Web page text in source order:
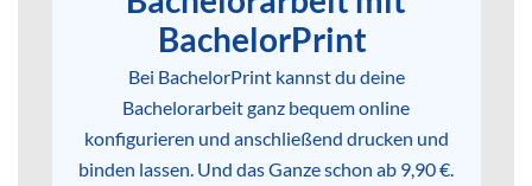
BachelorPrint
Bei BachelorPrint kannst du deine
Bachelorarbeit ganz bequem online
konfigurieren und anschließend drucken und
binden lassen. Und das Ganze schon ab 9,90 €.